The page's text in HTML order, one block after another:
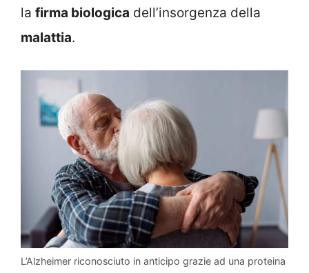
la firma biologica dell’insorgenza della
malattia.
L’Alzheimer riconosciuto in anticipo grazie ad una proteina